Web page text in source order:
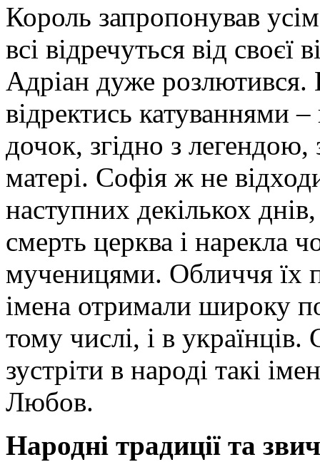
Король запропонував
всі відречуться від
Адріан дуже розлютився.
відректись катуваннями
дочок, згідно з легендою,
матері. Софія ж не
наступних декількох
смерть церква і нарекла
мученицями. Обличчя їх
імена отримали широку
тому числі, і в
зустріти в народі такі
Любов.
Народні традиції та